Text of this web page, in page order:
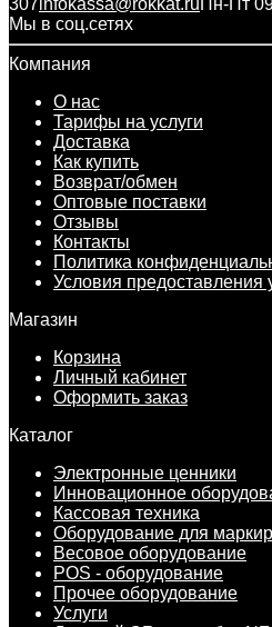
Мы в соц.сетях
Компания
О нас
Тарифы на услуги
Доставка
Как купить
Возврат/обмен
Оптовые поставки
Отзывы
Контакты
Политика
Условия предоставления
Магазин
Корзина
Личный кабинет
Оформить заказ
Каталог
Электронные ценники
Инновационное
Кассовая техника
Оборудование для
Весовое оборудование
POS - оборудование
Прочее оборудование
Услуги